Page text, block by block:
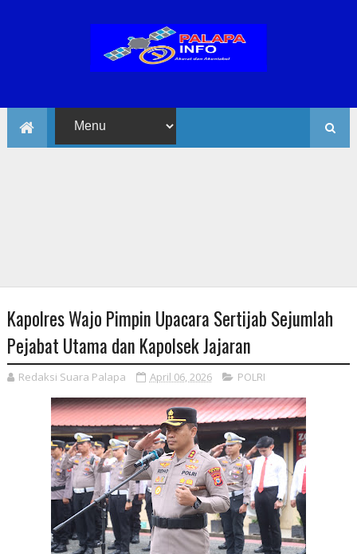
Kapolres Wajo Pimpin Upacara Sertijab Sejumlah
Pejabat Utama dan Kapolsek Jajaran
Redaksi Suara Palapa April 06, 2026 POLRI